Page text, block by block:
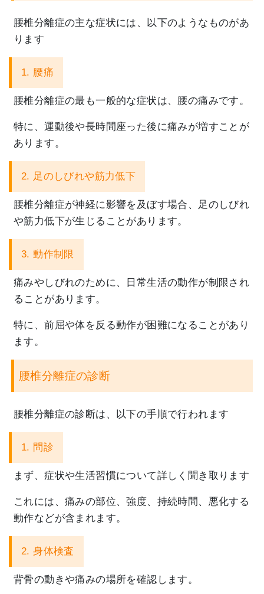
腰椎分離症の主な症状には、以下のようなものがあ
ります
1. 腰痛
腰椎分離症の最も一般的な症状は、腰の痛みです。
特に、運動後や長時間座った後に痛みが増すことが
あります。
2. 足のしびれや筋力低下
腰椎分離症が神経に影響を及ぼす場合、 足のしびれ
や筋力低下が生じることがあります。
3. 動作制限
痛みやしびれのために、
日常生活の動作が制限され
ることがあります。
特に、前屈や体を反る動作が困難になることがあり
ます。
腰椎分離症の診断
腰椎分離症の診断は、以下の手順で行われます
1. 問診
まず、症状や生活習慣について詳しく聞き取ります
これには、痛みの部位、強度、持続時間、 悪化する
動作などが含まれます。
2. 身体検査
背骨の動きや痛みの場所を確認します。